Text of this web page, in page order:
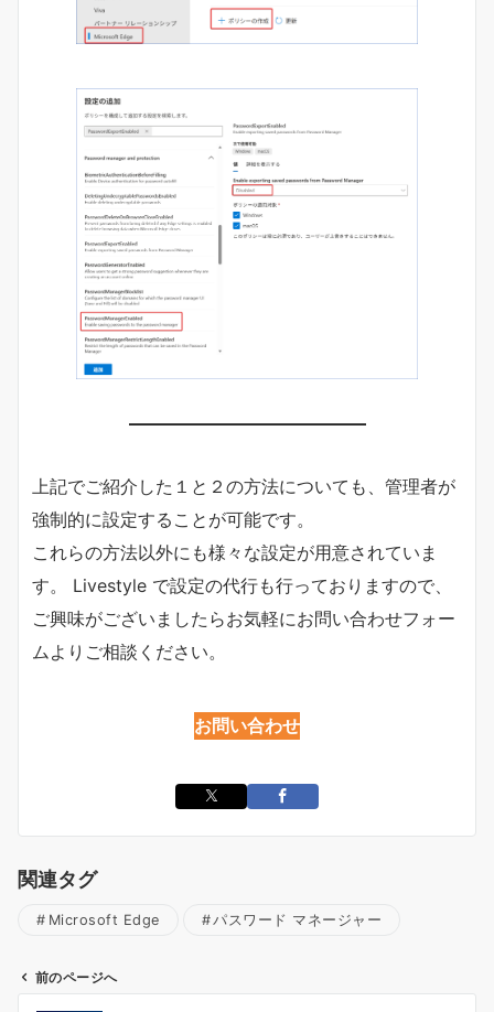
上記でご紹介した１と２の方法についても、管理者が
強制的に設定することが可能です。
これらの方法以外にも様々な設定が用意されていま
す。 Livestyle で設定の代行も行っておりますので、
ご興味がございましたらお気軽にお問い合わせフォー
ムよりご相談ください。
お問い合わせ
関連タグ
Microsoft Edge パスワード マネージャー
前のページへ